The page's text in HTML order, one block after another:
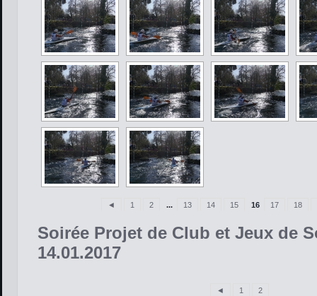
◄ 1 2 ... 13 14 15 16 17 18
Soirée Projet de Club et Jeux de
14.01.2017
◄ 1 2